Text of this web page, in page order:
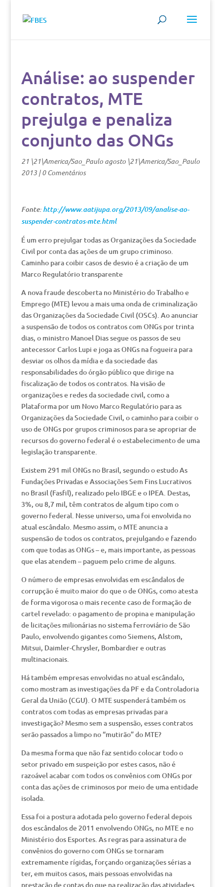
Análise: ao suspender
contratos, MTE
prejulga e penaliza
conjunto das ONGs
21 \21\America/Sao_Paulo agosto \21\America/Sao_Paulo
2013|0 Comentários
Fonte: http://www.aatijupa.org/2013/09/analise-ao-
suspender-contratos-mte.html
É um erro prejulgar todas as Organizações da Sociedade
Civil por conta das ações de um grupo criminoso.
Caminho para coibir casos de desvio é a criação de um
Marco Regulatório transparente
A nova fraude descoberta no Ministério do Trabalho e
Emprego (MTE) levou a mais uma onda de criminalização
das Organizações da Sociedade Civil (OSCs). Ao anunciar
a suspensão de todos os contratos com ONGs por trinta
dias, o ministro Manoel Dias segue os passos de seu
antecessor Carlos Lupi e joga as ONGs na fogueira para
desviar os olhos da mídia e da sociedade das
responsabilidades do órgão público que dirige na
fiscalização de todos os contratos. Na visão de
organizações e redes da sociedade civil, como a
Plataforma por um Novo Marco Regulatório para as
Organizações da Sociedade Civil, o caminho para coibir o
uso de ONGs por grupos criminosos para se apropriar de
recursos do governo federal é o estabelecimento de uma
legislação transparente.
Existem 291 mil ONGs no Brasil, segundo o estudo As
Fundações Privadas e Associações Sem Fins Lucrativos
no Brasil (Fasfil), realizado pelo IBGE e o IPEA. Destas,
3%, ou 8,7 mil, têm contratos de algum tipo com o
governo federal. Nesse universo, uma foi envolvida no
atual escândalo. Mesmo assim, o MTE anuncia a
suspensão de todos os contratos, prejulgando e fazendo
com que todas as ONGs – e, mais importante, as pessoas
que elas atendem – paguem pelo crime de alguns.
O número de empresas envolvidas em escândalos de
corrupção é muito maior do que o de ONGs, como atesta
de forma vigorosa o mais recente caso de formação de
cartel revelado: o pagamento de propina e manipulação
de licitações milionárias no sistema ferroviário de São
Paulo, envolvendo gigantes como Siemens, Alstom,
Mitsui, Daimler-Chrysler, Bombardier e outras
multinacionais.
Há também empresas envolvidas no atual escândalo,
como mostram as investigações da PF e da Controladoria
Geral da União (CGU). O MTE suspenderá também os
contratos com todas as empresas privadas para
investigação? Mesmo sem a suspensão, esses contratos
serão passados a limpo no “mutirão” do MTE?
Da mesma forma que não faz sentido colocar todo o
setor privado em suspeição por estes casos, não é
razoável acabar com todos os convênios com ONGs por
conta das ações de criminosos por meio de uma entidade
isolada.
Essa foi a postura adotada pelo governo federal depois
dos escândalos de 2011 envolvendo ONGs, no MTE e no
Ministério dos Esportes. As regras para assinatura de
convênios do governo com ONGs se tornaram
extremamente rígidas, forçando organizações sérias a
ter, em muitos casos, mais pessoas envolvidas na
prestação de contas do que na realização das atividades